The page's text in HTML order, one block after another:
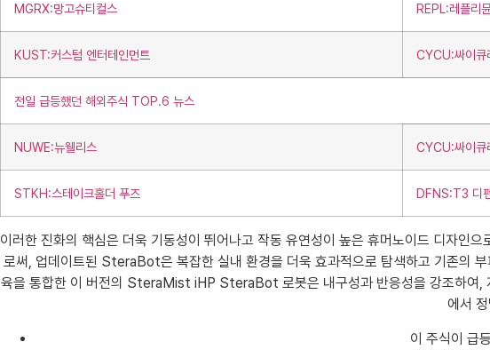
MGRX:망고슈티컬스 REPL:레플리
KUST:커스텀 엔터테인먼트 CYCU:싸이큐
전일 급등했던 해외주식 TOP.6 뉴스
NUWE:뉴웰리스 CYCU:싸이큐
STKH:스테이크홀더 푸즈 DFNS:T3 디
이러한 진화의 핵심은 더욱 기동성이 뛰어나고 작동 유연성이 높은 휴머노이드 디자인
로써, 업데이트된 SteraBot은 복잡한 실내 환경을 더욱 효과적으로 탐색하고 기존의
육을 통합한 이 버전의 SteraMist iHP SteraBot 로봇은 내구성과 반응성을 강조하여,
에서
이 주식이 급